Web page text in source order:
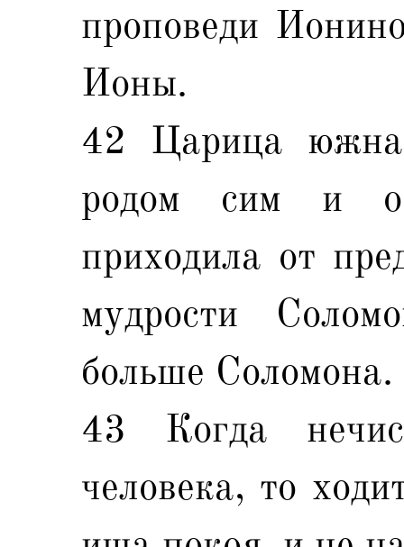
проповеди
Ионы.
42 Царица
родом сим и
приходила от
мудрости
больше Соломона.
43 Когда
человека, то